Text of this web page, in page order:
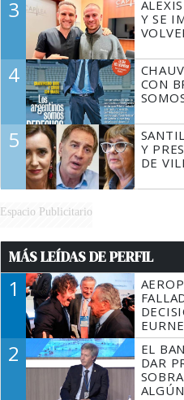
3
Y SE
4
CON
5
Y
DE
Espacio Publicitario
MÁS LEÍDAS DE PERFIL
1
2
EL
DAR